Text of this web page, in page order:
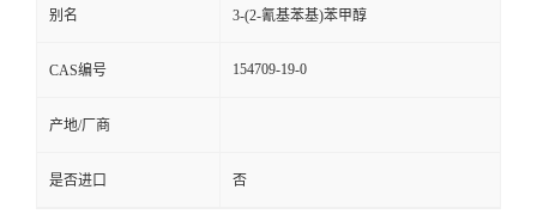
别名 3-(2-氰基苯基)苯甲醇
CAS编号 154709-19-0
产地/厂商
是否进口 否